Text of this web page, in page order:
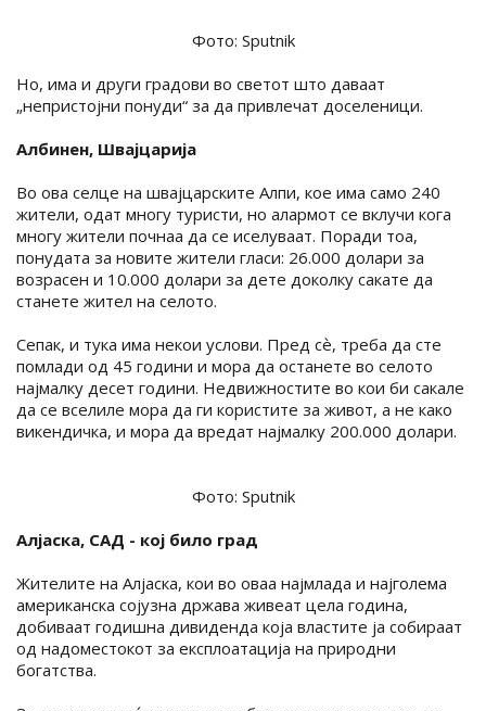
Фото: Sputnik
Но, има и други градови во светот што даваат
„непристојни понуди“ за да привлечат доселеници.
Албинен, Швајцарија
Во ова селце на швајцарските Алпи, кое има само 240
жители, одат многу туристи, но алармот се вклучи кога
многу жители почнаа да се иселуваат. Поради тоа,
понудата за новите жители гласи: 26.000 долари за
возрасен и 10.000 долари за дете доколку сакате да
станете жител на селото.
Сепак, и тука има некои услови. Пред сѐ, треба да сте
помлади од 45 години и мора да останете во селото
најмалку десет години. Недвижностите во кои би сакале
да се вселиле мора да ги користите за живот, а не како
викендичка, и мора да вредат најмалку 200.000 долари.
Фото: Sputnik
Алјаска, САД - кој било град
Жителите на Алјаска, кои во оваа најмлада и најголема
американска сојузна држава живеат цела година,
добиваат годишна дивиденда која властите ја собираат
од надоместокот за експлоатација на природни
богатства.